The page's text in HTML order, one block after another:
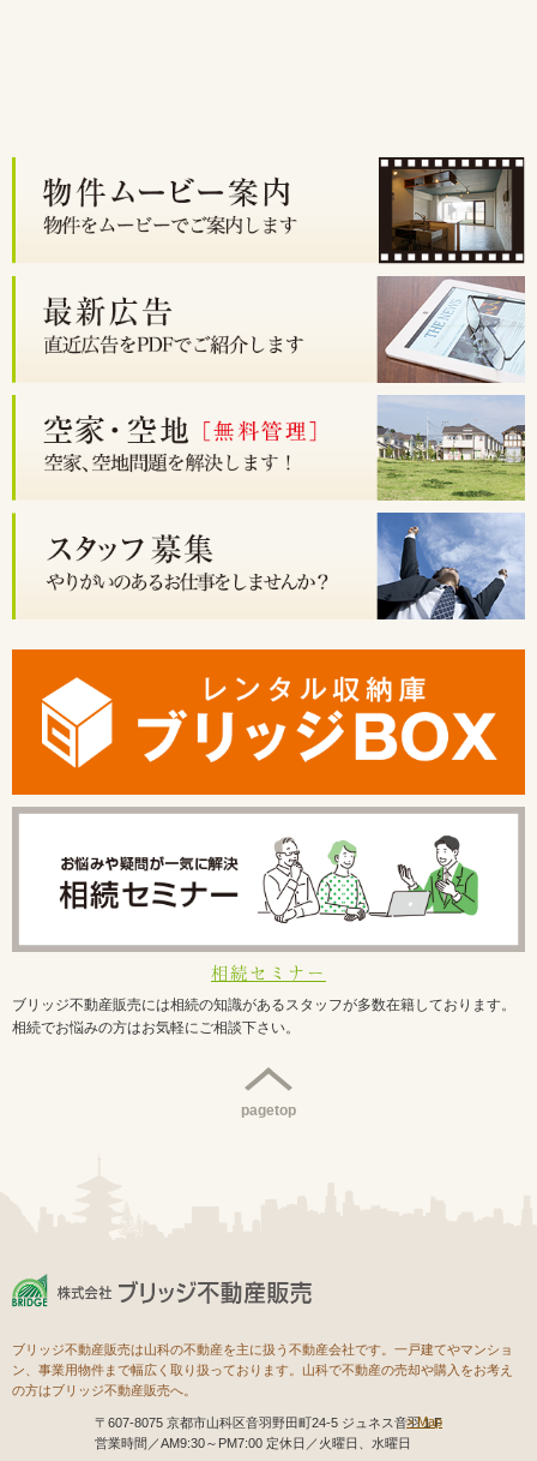
相続セミナー
ブリッジ不動産販売には相続の知識があるスタッフが多数在籍しております。
相続でお悩みの方はお気軽にご相談下さい。
pagetop
ブリッジ不動産販売は山科の不動産を主に扱う不動産会社です。一戸建てやマンショ
ン、事業用物件まで幅広く取り扱っております。山科で不動産の売却や購入をお考え
の方はブリッジ不動産販売へ。
Map
〒607-8075 京都市山科区音羽野田町24-5 ジュネス音羽１F
営業時間／AM9:30～PM7:00 定休日／火曜日、水曜日